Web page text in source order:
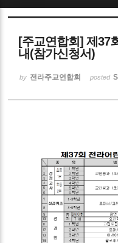
[주교연합회] 제37
내(참가신청서)
by 전라주교연합회 posted